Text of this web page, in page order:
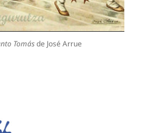
Tomásde José Arrue